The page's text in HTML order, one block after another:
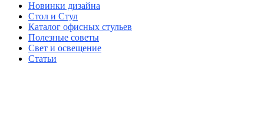
Новинки дизайна
Стол и Стул
Каталог офисных стульев
Полезные советы
Свет и освещение
Статьи